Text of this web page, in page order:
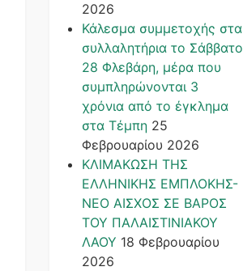
2026
Κάλεσμα συμμετοχής στα
συλλαλητήρια το Σάββατο
28 Φλεβάρη, μέρα που
συμπληρώνονται 3
χρόνια από το έγκλημα
στα Τέμπη 25
Φεβρουαρίου 2026
ΚΛΙΜΑΚΩΣΗ ΤΗΣ
ΕΛΛΗΝΙΚΗΣ ΕΜΠΛΟΚΗΣ-
ΝΕΟ ΑΙΣΧΟΣ ΣΕ ΒΑΡΟΣ
ΤΟΥ ΠΑΛΑΙΣΤΙΝΙΑΚΟΥ
ΛΑΟΥ 18 Φεβρουαρίου
2026